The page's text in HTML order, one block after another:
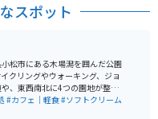
スポット
松市にある木場潟を囲んだ公園
クリングやウォーキング、ジョ
、東西南北に4つの園地が整備
は足湯やカフェ、ドッグランな
っては、カヌーやゲートゴルフ
#カフェ｜軽食#ソフトクリーム